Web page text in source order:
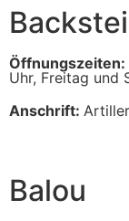
Öffnungszeiten:
Uhr, Freitag und
Anschrift:
Balou